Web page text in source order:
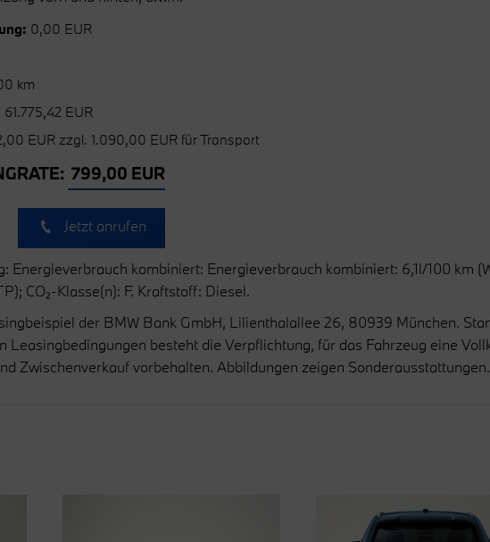
0,00 EUR
km
61.775,42 EUR
EUR zzgl. 1.090,00 EUR für Transport
799,00 EUR
Jetzt anrufen
Energieverbrauch kombiniert: Energieverbrauch kombiniert: 6,1l/100 km
CO₂-Klasse(n): F. Kraftstoff: Diesel.
der BMW Bank GmbH, Lilienthalallee 26, 80939 München.
Leasingbedingungen besteht die Verpflichtung, für das Fahrzeug eine
Zwischenverkauf vorbehalten. Abbildungen zeigen Sonderausstattungen.